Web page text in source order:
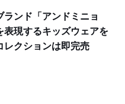
ランド「アンドミニョ
表現するキッズウェアを
クションは即完売